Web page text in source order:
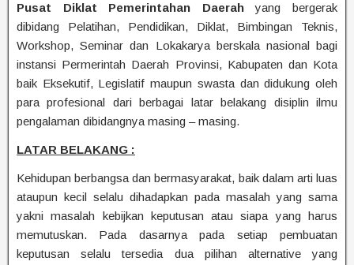
Pusat Diklat Pemerintahan Daerahyang bergerak
dibidang Pelatihan, Pendidikan, Diklat, Bimbingan Teknis,
Workshop, Seminar dan Lokakarya berskala nasional bagi
instansi Permerintah Daerah Provinsi, Kabupaten dan Kota
baik Eksekutif, Legislatif maupun swasta dan didukung oleh
para profesional dari berbagai latar belakang disiplin ilmu
pengalaman dibidangnya masing – masing.
LATAR BELAKANG :
Kehidupan berbangsa dan bermasyarakat, baik dalam arti luas
ataupun kecil selalu dihadapkan pada masalah yang sama
yakni masalah kebijkan keputusan atau siapa yang harus
memutuskan. Pada dasarnya pada setiap pembuatan
keputusan selalu tersedia dua pilihan alternative yang